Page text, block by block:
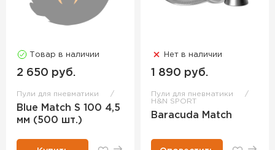
Товар в наличии
2 650 руб.
Пули для пневматики
Blue Match S 100 4,5
мм (500 шт.)
Нет в наличии
1 890 руб.
Пули для пневматики
H&N SPORT
Baracuda Match